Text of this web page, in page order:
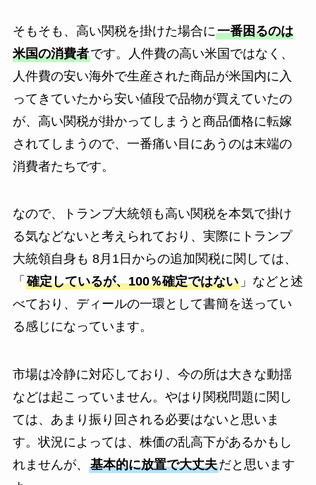
そもそも、高い関税を掛けた場合に一番困るのは
米国の消費者です。人件費の高い米国ではなく、
人件費の安い海外で生産された商品が米国内に入
ってきていたから安い値段で品物が買えていたの
が、高い関税が掛かってしまうと商品価格に転嫁
されてしまうので、一番痛い目にあうのは末端の
消費者たちです。
なので、トランプ大統領も高い関税を本気で掛け
る気などないと考えられており、実際にトランプ
大統領自身も 8月1日からの追加関税に関しては、
「 確定しているが、100％確定ではない」などと述
べており、ディールの一環として書簡を送ってい
る感じになっています。
市場は冷静に対応しており、今の所は大きな動揺
などは起こっていません。やはり関税問題に関し
ては、あまり振り回される必要はないと思いま
す。状況によっては、株価の乱高下があるかもし
れませんが、 基本的に放置で大丈夫だと思います